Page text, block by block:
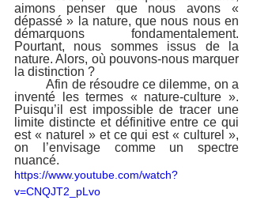
aimons penser que nous avons «
dépassé » la nature, que nous nous en
démarquons fondamentalement.
Pourtant, nous sommes issus de la
nature. Alors, où pouvons-nous marquer
la distinction ?
	Afin de résoudre ce dilemme, on a
inventé les termes « nature-culture ».
Puisqu’il est impossible de tracer une
limite distincte et définitive entre ce qui
est « naturel » et ce qui est « culturel »,
on l’envisage comme un spectre
nuancé.
https://www.youtube.com/watch?
v=CNQJT2_pLvo